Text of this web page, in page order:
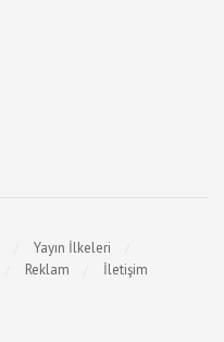
Yayın İlkeleri
Reklam İletişim